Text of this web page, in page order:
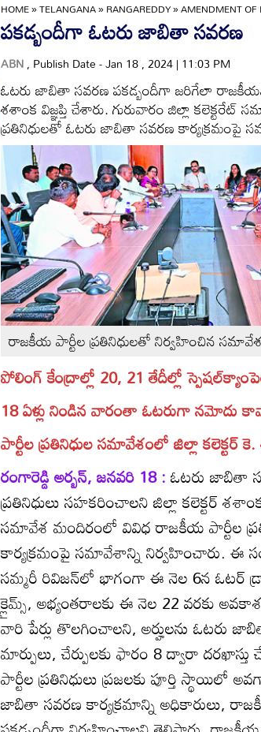
HOME»TELANGANA»RANGAREDDY»AMENDMENT OF
పకడ్బందీగా ఓటరు జాబితా సవరణ
ABN, Publish Date - Jan 18 , 2024 | 11:03 PM
ఓటరు జాబితా సవరణ పకడ్బందీగా జరిగేలా
శశాంక విజ్ఞప్తి చేశారు. గురువారం జిల్లా
ప్రతినిధులతో ఓటరు జాబితా సవరణ కార్యక్రమంపై
రాజకీయ పార్టీల ప్రతినిధులతో నిర్వహించిన
పోలింగ్‌ కేంద్రాల్లో 20, 21 తేదీల్లో
18 ఏళ్లు నిండిన వారంతా ఓటరుగా నమోదు
పార్టీల ప్రతినిధుల సమావేశంలో జిల్లా కలెక్టర్‌
రంగారెడ్డి అర్బన్‌, జనవరి 18 :ఓటరు జాబితా
ప్రతినిధులు సహకరించాలని జిల్లా కలెక్టర్‌
సమావేశ మందిరంలో వివిధ రాజకీయ పార్టీల
కార్యక్రమంపై సమావేశాన్ని నిర్వహించారు. ఈ
సమ్మరీ రివిజన్‌లో భాగంగా ఈ నెల 6న ఓటర్‌
క్లైమ్స్‌, అభ్యంతరాలకు ఈ నెల 22 వరకు
వారి పేర్లు తొలగించాలని, అర్హులను
మార్పులు, చేర్పులకు ఫారం 8 ద్వారా
పార్టీల ప్రతినిధులు ప్రజలకు పూర్తి స్థాయిలో
జాబితా సవరణ కార్యక్రమాన్ని అధికారులు,